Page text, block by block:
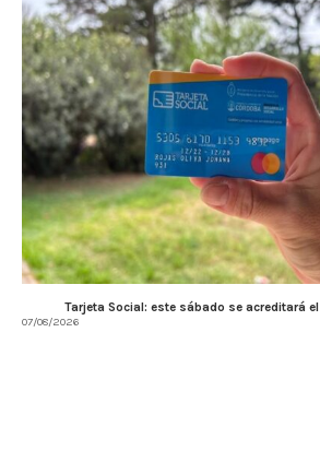
Tarjeta Social: este sábado se acreditará
07/08/2026